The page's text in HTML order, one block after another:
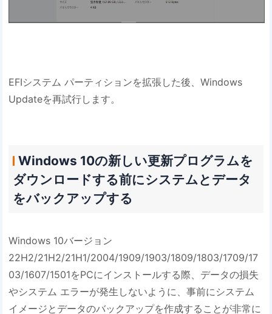
EFIシステム パーティションを拡張した後、Windows
Updateを再試行します。
Windows 10の新しい更新プログラムを
ダウンロードする前にシステムとデータ
をバックアップする
Windows 10バージョン
22H2/21H2/21H1/2004/1909/1903/1809/1803/1709/17
03/1607/1501をPCにインストールする際、データの損失
やシステム エラーが発生しないように、事前にシステム
イメージとデータのバックアップを作成することが非常に